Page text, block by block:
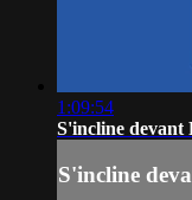
1:09:54
S'incline devant
S'incline